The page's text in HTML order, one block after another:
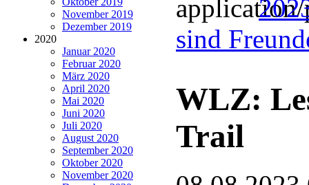
November 2019
Dezember 2019
2020
Januar 2020
Februar 2020
März 2020
April 2020
Mai 2020
Juni 2020
Juli 2020
August 2020
September 2020
Oktober 2020
November 2020
sind
WLZ:
Trail